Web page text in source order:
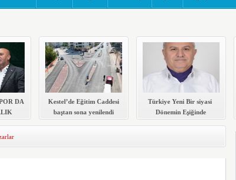
yollar yenileniyor
Müşavirleri
GÜVEN TAZELEDİ
DA
Kestel’de Eğitim Caddesi
baştan sona yenilendi
Türkiye Yeni Bir siyasi
Dönemin Eşiğinde